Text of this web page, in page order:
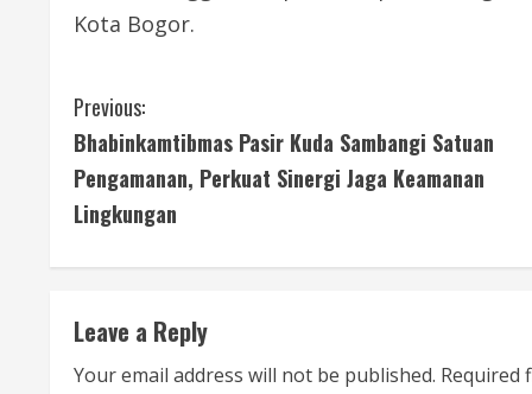
Kota Bogor.
C
o
n
t
i
n
Previous:
Bhabinkamtibmas Pasir Kuda Sambangi Satuan
Pengamanan, Perkuat Sinergi Jaga Keamanan
Lingkungan
Leave a Reply
Your email address will not be published. Required